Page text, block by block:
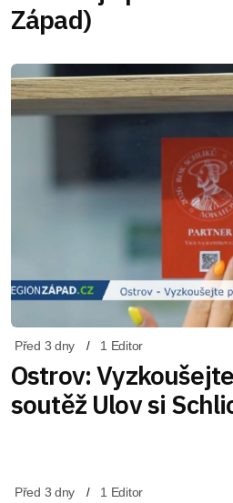
Západ)
Před 3 dny 1 Editor
Ostrov:
soutěž Ulov si
Před 3 dny 1 Editor